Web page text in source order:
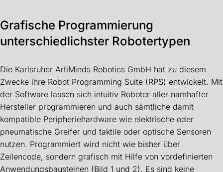
Grafische Programmierung
unterschiedlichster Robotertypen
Die Karlsruher ArtiMinds Robotics GmbH hat zu diesem
Zwecke ihre Robot Programming Suite (RPS) entwickelt. Mit
der Software lassen sich intuitiv Roboter aller namhafter
Hersteller programmieren und auch sämtliche damit
kompatible Peripheriehardware wie elektrische oder
pneumatische Greifer und taktile oder optische Sensoren
nutzen. Programmiert wird nicht wie bisher über
Zeilencode, sondern grafisch mit Hilfe von vordefinierten
Anwendungsbausteinen (Bild 1 und 2). Es sind keine